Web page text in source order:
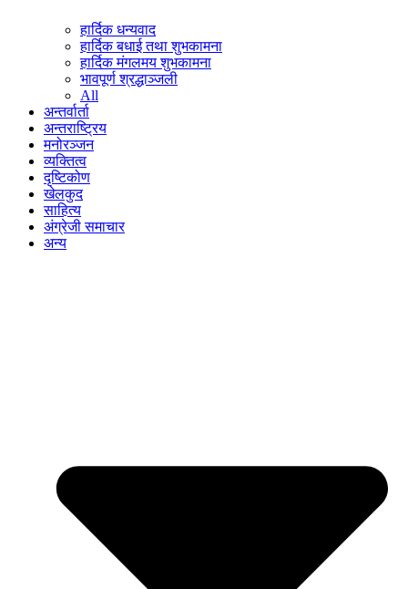
हार्दिक धन्यवाद
हार्दिक बधाई तथा शुभकामना
हार्दिक मंगलमय शुभकामना
भावपूर्ण श्रद्धाञ्जली
All
अन्तर्वार्ता
अन्तराष्ट्रिय
मनोरञ्जन
व्यक्तित्व
दृष्टिकोण
खेलकुद
साहित्य
अंग्रेजी समाचार
अन्य